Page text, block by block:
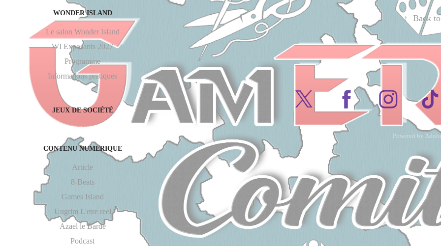
WONDER ISLAND
Le salon Wonder Island
WI Exposants 2027
Programme
Informations pratiques
JEUX DE SOCIÉTÉ
CONTENU NUMERIQUE
Article
8-Beats
Games Island
Ungrim L'etre reel
Azael le Barde
Podcast
↑ Back
Powered by